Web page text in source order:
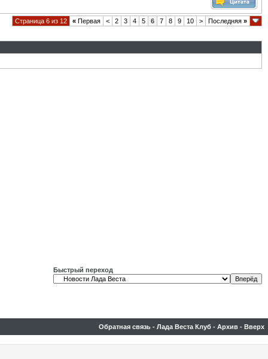
Страница 6 из 12 « Первая < 2 3 4 5 6 7 8 9 10 > Последняя »
Быстрый переход
Обратная связь - Лада Веста Клуб - Архив - Вверх